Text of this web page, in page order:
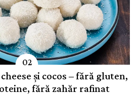
și cocos – fără gluten,
fără zahăr rafinat